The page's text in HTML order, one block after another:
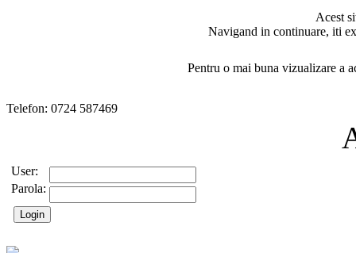
Acest
Navigand in continuare, iti
Pentru o mai buna vizualizare a
Telefon: 0724 587469
User:
Parola: